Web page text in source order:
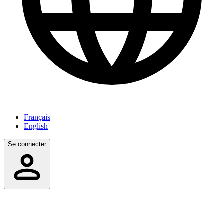
Français
English
Se connecter